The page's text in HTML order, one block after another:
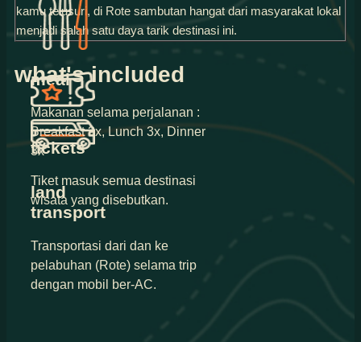
kamu telusuri, di Rote sambutan hangat dari masyarakat lokal
menjadi salah satu daya tarik destinasi ini.
what's included
land
transport
Transportasi dari dan ke
pelabuhan (Rote) selama trip
dengan mobil ber-AC.
meal
Makanan selama perjalanan :
Breakfast 3x, Lunch 3x, Dinner
3x
tickets
Tiket masuk semua destinasi
wisata yang disebutkan.